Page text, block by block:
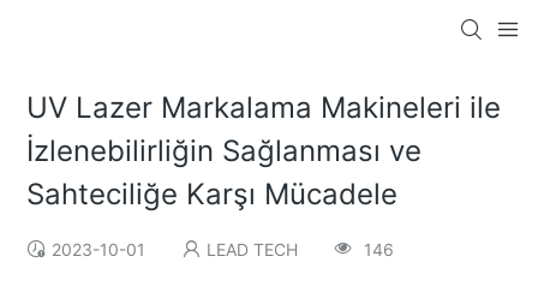
UV Lazer Markalama Makineleri ile
İzlenebilirliğin Sağlanması ve
Sahteciliğe Karşı Mücadele
2023-10-01 LEAD TECH 146